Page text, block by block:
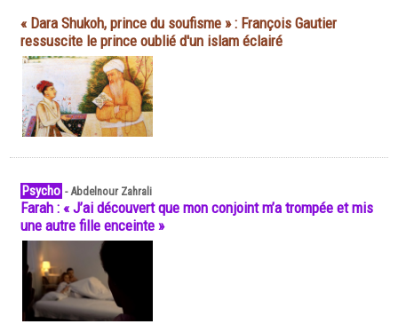
« Dara Shukoh, prince du soufisme » : François Gautier
ressuscite le prince oublié d'un islam éclairé
Psycho -Abdelnour Zahrali
Farah : « J’ai découvert que mon conjoint m’a trompée et mis
une autre fille enceinte »